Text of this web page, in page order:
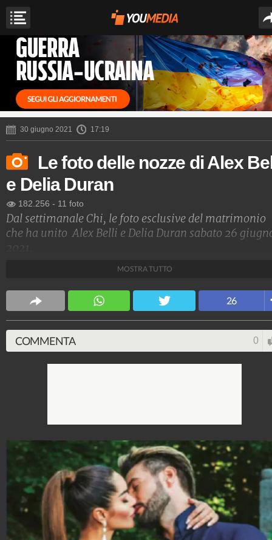
30 giugno 2021 17:19
Le foto delle nozze di Alex
e Delia Duran
182.256 - 11 foto
Dal settimanale Chi, le foto esclusive del matrimonio
che ha unito Alex Belli e Delia Duran sabato 26
2021.
Spettacolo FanpageMOSTRA TUTTO
26
COMMENTA 0